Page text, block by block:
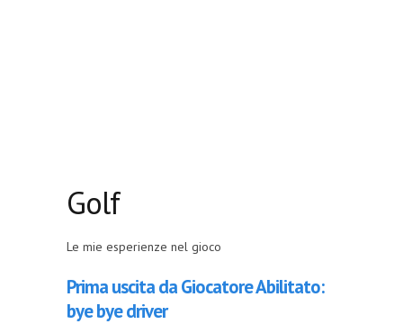
Golf
Le mie esperienze nel gioco
Prima uscita da Giocatore Abilitato:
bye bye driver